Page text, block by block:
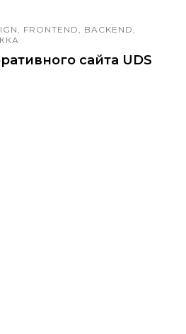
FRONTEND, BACKEND,
сайта UDS